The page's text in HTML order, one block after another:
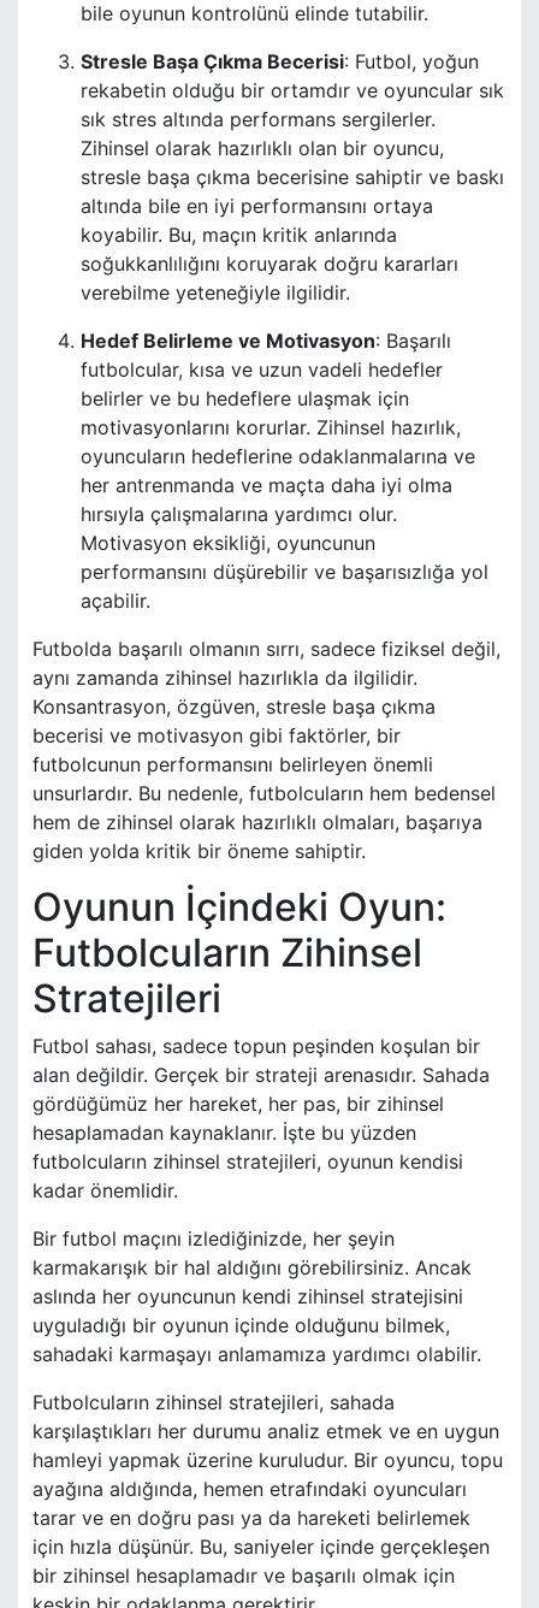
bile oyunun kontrolünü elinde tutabilir.
Stresle Başa Çıkma Becerisi: Futbol, yoğun
rekabetin olduğu bir ortamdır ve oyuncular sık
sık stres altında performans sergilerler.
Zihinsel olarak hazırlıklı olan bir oyuncu,
stresle başa çıkma becerisine sahiptir ve baskı
altında bile en iyi performansını ortaya
koyabilir. Bu, maçın kritik anlarında
soğukkanlılığını koruyarak doğru kararları
verebilme yeteneğiyle ilgilidir.
Hedef Belirleme ve Motivasyon: Başarılı
futbolcular, kısa ve uzun vadeli hedefler
belirler ve bu hedeflere ulaşmak için
motivasyonlarını korurlar. Zihinsel hazırlık,
oyuncuların hedeflerine odaklanmalarına ve
her antrenmanda ve maçta daha iyi olma
hırsıyla çalışmalarına yardımcı olur.
Motivasyon eksikliği, oyuncunun
performansını düşürebilir ve başarısızlığa yol
açabilir.
Futbolda başarılı olmanın sırrı, sadece fiziksel değil,
aynı zamanda zihinsel hazırlıkla da ilgilidir.
Konsantrasyon, özgüven, stresle başa çıkma
becerisi ve motivasyon gibi faktörler, bir
futbolcunun performansını belirleyen önemli
unsurlardır. Bu nedenle, futbolcuların hem bedensel
hem de zihinsel olarak hazırlıklı olmaları, başarıya
giden yolda kritik bir öneme sahiptir.
Oyunun İçindeki Oyun:
Futbolcuların Zihinsel
Stratejileri
Futbol sahası, sadece topun peşinden koşulan bir
alan değildir. Gerçek bir strateji arenasıdır. Sahada
gördüğümüz her hareket, her pas, bir zihinsel
hesaplamadan kaynaklanır. İşte bu yüzden
futbolcuların zihinsel stratejileri, oyunun kendisi
kadar önemlidir.
Bir futbol maçını izlediğinizde, her şeyin
karmakarışık bir hal aldığını görebilirsiniz. Ancak
aslında her oyuncunun kendi zihinsel stratejisini
uyguladığı bir oyunun içinde olduğunu bilmek,
sahadaki karmaşayı anlamamıza yardımcı olabilir.
Futbolcuların zihinsel stratejileri, sahada
karşılaştıkları her durumu analiz etmek ve en uygun
hamleyi yapmak üzerine kuruludur. Bir oyuncu, topu
ayağına aldığında, hemen etrafındaki oyuncuları
tarar ve en doğru pası ya da hareketi belirlemek
için hızla düşünür. Bu, saniyeler içinde gerçekleşen
bir zihinsel hesaplamadır ve başarılı olmak için